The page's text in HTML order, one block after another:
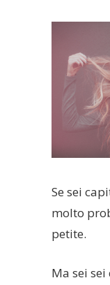
Se sei
molto
petite.
Ma sei